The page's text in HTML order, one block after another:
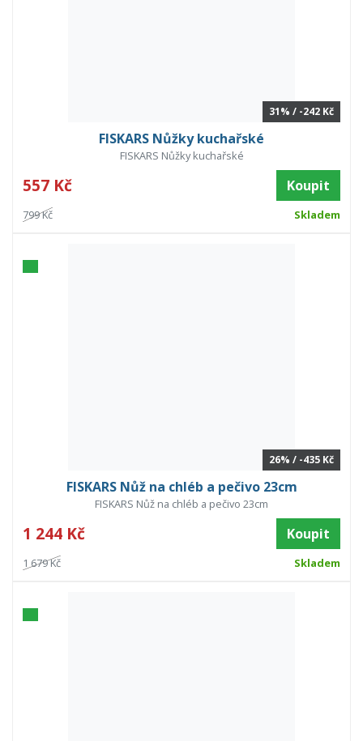
31% / -242 Kč
FISKARS Nůžky kuchařské
FISKARS Nůžky kuchařské
557 Kč Koupit
799 Kč Skladem
26% / -435 Kč
FISKARS Nůž na chléb a pečivo 23cm
FISKARS Nůž na chléb a pečivo 23cm
1 244 Kč Koupit
1 679 Kč Skladem